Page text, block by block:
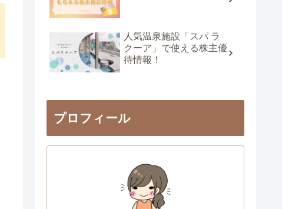
人気温泉施設「スパ ラ
クーア」で使える株主優
待情報！
プロフィール